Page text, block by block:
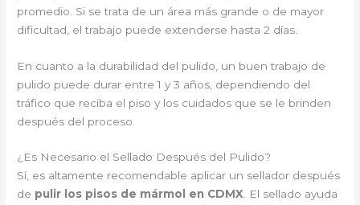
promedio. Si se trata de un área más grande o de mayor
dificultad, el trabajo puede extenderse hasta 2 días.
En cuanto a la durabilidad del pulido, un buen trabajo de
pulido puede durar entre 1 y 3 años, dependiendo del
tráfico que reciba el piso y los cuidados que se le brinden
después del proceso.
¿Es Necesario el Sellado Después del Pulido?
Sí, es altamente recomendable aplicar un sellador después
de pulir los pisos de mármol en CDMX. El sellado ayuda